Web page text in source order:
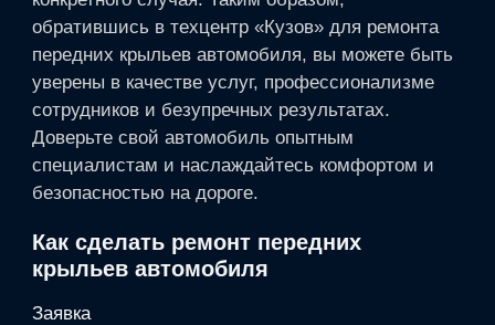
обратившись в техцентр «Кузов» для ремонта
передних крыльев автомобиля, вы можете быть
уверены в качестве услуг, профессионализме
сотрудников и безупречных результатах.
Доверьте свой автомобиль опытным
специалистам и наслаждайтесь комфортом и
безопасностью на дороге.
Как сделать ремонт передних
крыльев автомобиля
Заявка